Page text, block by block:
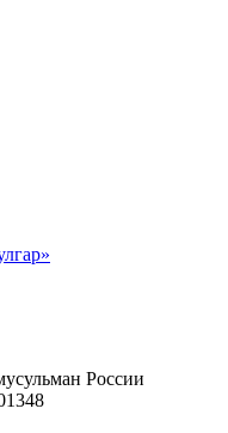
России